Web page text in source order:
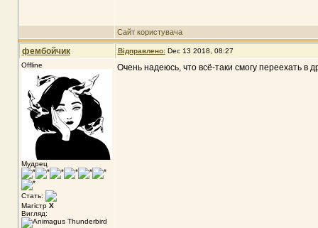
Сайт користувача
фембойчик Відправлено: Dec 13 2018, 08:27
Offline
Мудрец
Стать:
Магістр X
Вигляд:
Очень надеюсь, что всё-таки смогу переехать в